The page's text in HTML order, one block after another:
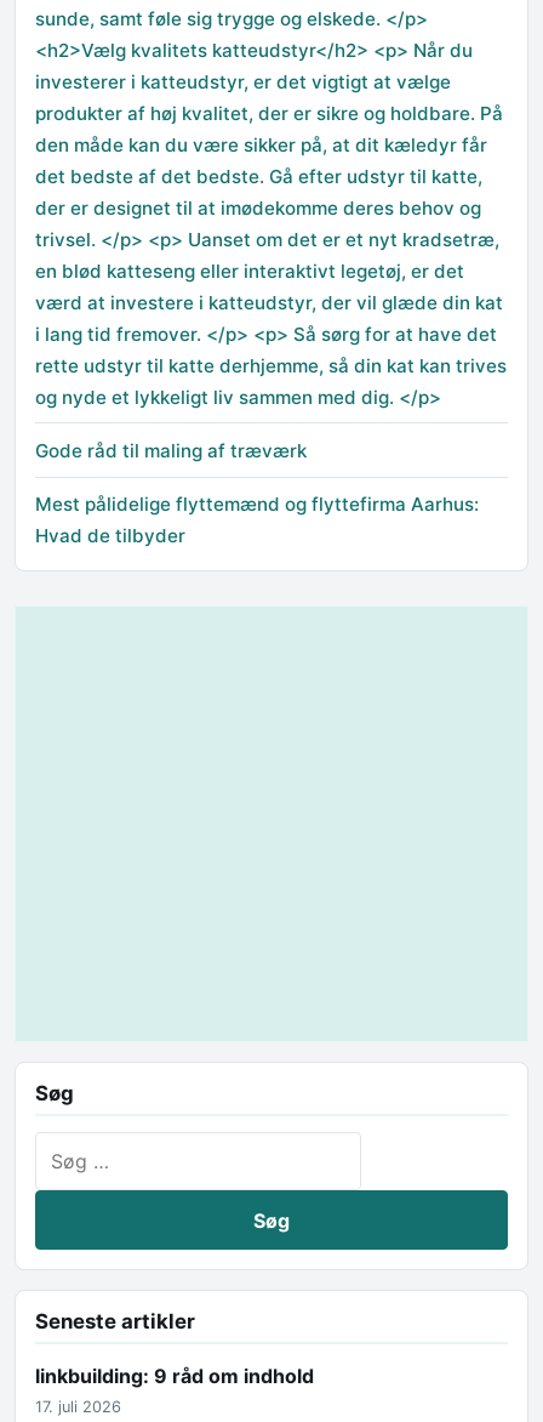
sunde, samt føle sig trygge og elskede. </p>
<h2>Vælg kvalitets katteudstyr</h2> <p> Når du
investerer i katteudstyr, er det vigtigt at vælge
produkter af høj kvalitet, der er sikre og holdbare. På
den måde kan du være sikker på, at dit kæledyr får
det bedste af det bedste. Gå efter udstyr til katte,
der er designet til at imødekomme deres behov og
trivsel. </p> <p> Uanset om det er et nyt kradsetræ,
en blød katteseng eller interaktivt legetøj, er det
værd at investere i katteudstyr, der vil glæde din kat
i lang tid fremover. </p> <p> Så sørg for at have det
rette udstyr til katte derhjemme, så din kat kan trives
og nyde et lykkeligt liv sammen med dig. </p>
Gode råd til maling af træværk
Mest pålidelige flyttemænd og flyttefirma Aarhus:
Hvad de tilbyder
Søg
Seneste artikler
linkbuilding: 9 råd om indhold
17. juli 2026